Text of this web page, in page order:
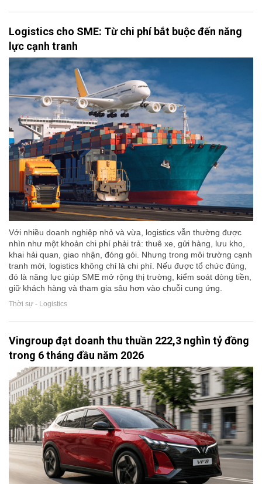
Logistics cho SME: Từ chi phí bắt buộc đến năng
lực cạnh tranh
Với nhiều doanh nghiệp nhỏ và vừa, logistics vẫn thường được
nhìn như một khoản chi phí phải trả: thuê xe, gửi hàng, lưu kho,
khai hải quan, giao nhận, đóng gói. Nhưng trong môi trường cạnh
tranh mới, logistics không chỉ là chi phí. Nếu được tổ chức đúng,
đó là năng lực giúp SME mở rộng thị trường, kiểm soát dòng tiền,
giữ khách hàng và tham gia sâu hơn vào chuỗi cung ứng.
Thời sự - Logistics
Vingroup đạt doanh thu thuần 222,3 nghìn tỷ đồng
trong 6 tháng đầu năm 2026